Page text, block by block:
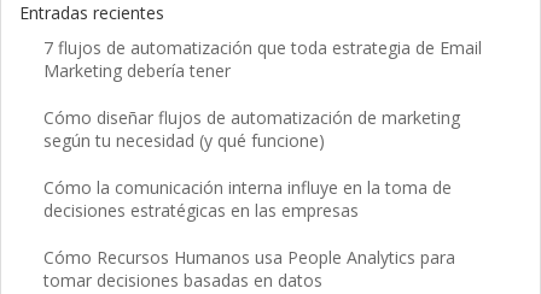
Entradas recientes
7 flujos de automatización que toda estrategia de Email
Marketing debería tener
Cómo diseñar flujos de automatización de marketing
según tu necesidad (y qué funcione)
Cómo la comunicación interna influye en la toma de
decisiones estratégicas en las empresas
Cómo Recursos Humanos usa People Analytics para
tomar decisiones basadas en datos